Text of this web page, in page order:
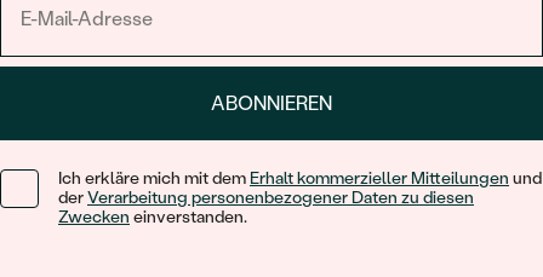
ABONNIEREN
Ich erkläre mich mit dem Erhalt kommerzieller Mitteilungen und
derVerarbeitung personenbezogener Daten zu diesen
Zwecken einverstanden.